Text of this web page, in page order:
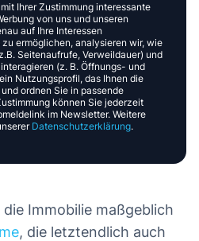
Ihrer Zustimmung interessante
von uns und unseren
auf Ihre Interessen
ermöglichen, analysieren wir, wie
Seitenaufrufe, Verweildauer) und
(z. B. Öffnungs- und
Nutzungsprofil, das Ihnen die
ordnen Sie in passende
können Sie jederzeit
im Newsletter. Weitere
Datenschutzerklärung.
Immobilie maßgeblich
, die letztendlich auch